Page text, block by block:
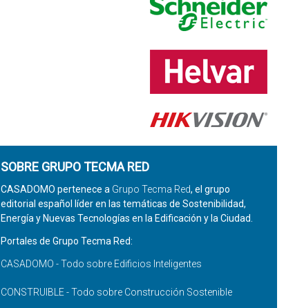
SOBRE GRUPO TECMA RED
CASADOMO pertenece a Grupo Tecma Red, el grupo
editorial español líder en las temáticas de Sostenibilidad,
Energía y Nuevas Tecnologías en la Edificación y la Ciudad.
Portales de Grupo Tecma Red:
CASADOMO - Todo sobre Edificios Inteligentes
CONSTRUIBLE - Todo sobre Construcción Sostenible